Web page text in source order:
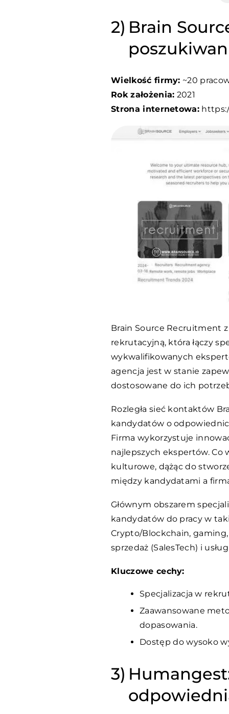
Brain
Wielkość firmy: ~20
Rok założenia: 2021
Strona internetowa:
Brain Source Recruitment
rekrutacyjną, która łączy
wykwalifikowanych
agencja jest w stanie
dostosowane do ich
Rozległa sieć kontaktów
kandydatów o
Firma wykorzystuje
najlepszych ekspertów.
kulturowe, dążąc do
między kandydatami a
Głównym obszarem
kandydatów do pracy w
Crypto/Blockchain,
sprzedaż (SalesTech) i
Kluczowe cechy:
Specjalizacja w
Zaawansowane
dopasowania.
Dostęp do wysoko